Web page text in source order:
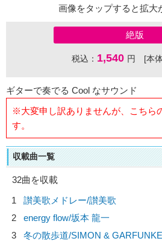
画像をタップすると拡大
絶版
税込： 1,540 円 [本
ギターで奏でる Cool なサウンド
※大変申し訳ありませんが、こちら
す。
収載曲一覧
32曲を収載
1
讃美歌メドレー/讃美歌
2
energy flow/坂本 龍一
3
冬の散歩道/SIMON &